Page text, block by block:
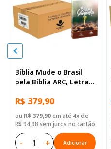
Bíblia Mude o Brasil
pela Bíblia ARC, Letra
— 52 Biblias
R$ 379,90
ou R$ 379,90em até 4x de
R$ 94,98 sem juros no cartão
- + Adicionar